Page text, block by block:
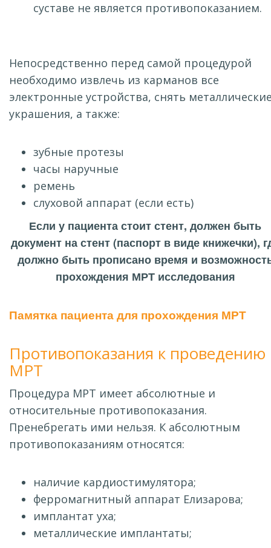
суставе не является противопоказанием.
Непосредственно перед самой процедурой
необходимо извлечь из карманов все
электронные устройства, снять
украшения, а также:
зубные протезы
часы наручные
ремень
слуховой аппарат (если есть)
Если у пациента стоит стент, должен быть
документ на стент (паспорт в виде книжечки),
должно быть прописано время и
прохождения МРТ исследования
Памятка пациента для прохождения МРТ
Противопоказания к проведению
МРТ
Процедура МРТ имеет абсолютные и
относительные противопоказания.
Пренебрегать ими нельзя. К абсолютным
противопоказаниям относятся:
наличие кардиостимулятора;
ферромагнитный аппарат Елизарова;
имплантат уха;
металлические имплантаты;